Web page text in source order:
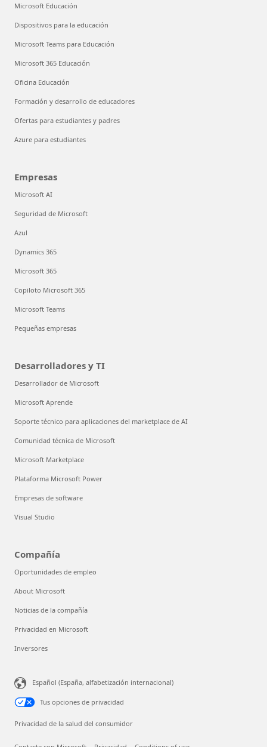
Microsoft Educación
Dispositivos para la educación
Microsoft Teams para Educación
Microsoft 365 Educación
Oficina Educación
Formación y desarrollo de educadores
Ofertas para estudiantes y padres
Azure para estudiantes
Empresas
Microsoft AI
Seguridad de Microsoft
Azul
Dynamics 365
Microsoft 365
Copiloto Microsoft 365
Microsoft Teams
Pequeñas empresas
Desarrolladores y TI
Desarrollador de Microsoft
Microsoft Aprende
Soporte técnico para aplicaciones del marketplace de AI
Comunidad técnica de Microsoft
Microsoft Marketplace
Plataforma Microsoft Power
Empresas de software
Visual Studio
Compañía
Oportunidades de empleo
About Microsoft
Noticias de la compañía
Privacidad en Microsoft
Inversores
Español (España, alfabetización internacional)
Tus opciones de privacidad
Privacidad de la salud del consumidor